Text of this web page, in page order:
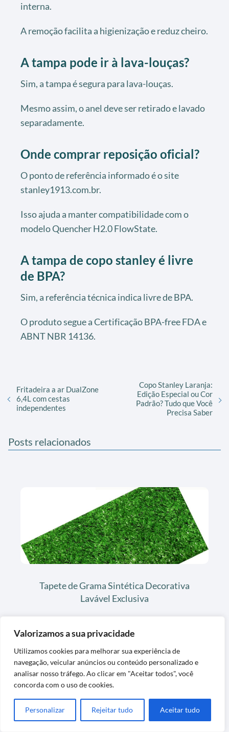
Valorizamos a sua privacidade
Utilizamos cookies para melhorar sua experiência de
navegação, veicular anúncios ou conteúdo personalizado e
analisar nosso tráfego. Ao clicar em "Aceitar todos", você
concorda com o uso de cookies.
Personalizar Rejeitar tudo Aceitar tudo
interna.
A remoção facilita a higienização e reduz cheiro.
A tampa pode ir à lava-louças?
Sim, a tampa é segura para lava-louças.
Mesmo assim, o anel deve ser retirado e lavado
separadamente.
Onde comprar reposição oficial?
O ponto de referência informado é o site
stanley1913.com.br.
Isso ajuda a manter compatibilidade com o
modelo Quencher H2.0 FlowState.
A tampa de copo stanley é livre
de BPA?
Sim, a referência técnica indica livre de BPA.
O produto segue a Certificação BPA-free FDA e
ABNT NBR 14136.
Fritadeira a ar DualZone
6,4L com cestas
independentes
Copo Stanley Laranja:
Edição Especial ou Cor
Padrão? Tudo que Você
Precisa Saber
Posts relacionados
Tapete de Grama Sintética Decorativa
Lavável Exclusiva
Tapete de Feltro para Forro de Carpete